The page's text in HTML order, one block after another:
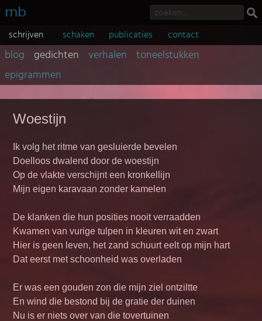
mb
schrijven schaken publicaties contact
blog gedichten verhalen
toneelstukken
epigrammen
Woestijn
Ik volg het ritme van gesluierde bevelen
Doelloos dwalend door de woestijn
Op de vlakte verschijnt een kronkellijn
Mijn eigen karavaan zonder kamelen
De klanken die hun posities nooit verraadden
Kwamen van vurige tulpen in kleuren wit en zwart
Hier is geen leven, het zand schuurt eelt op mijn hart
Dat eerst met schoonheid was overladen
Er was een gouden zon die mijn ziel ontziltte
En wind die bestond bij de gratie der duinen
Nu is er niets over van die tovertuinen